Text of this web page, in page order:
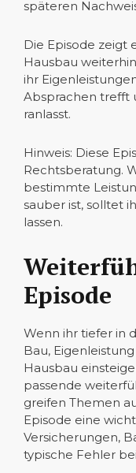
späteren
Die Episode zeigt
Hausbau
ihr
Absprachen trefft
ranlasst.
Hinweis: Diese
Rechtsberatung.
bestimmte
sauber ist, solltet
lassen.
Episode
Wenn ihr tiefer in
Bau,
Hausbau
passende
greifen Themen
Episode eine
Versicherungen,
typische Fehler